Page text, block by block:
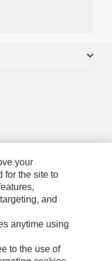
your
for the site to
and
anytime using
to the use of